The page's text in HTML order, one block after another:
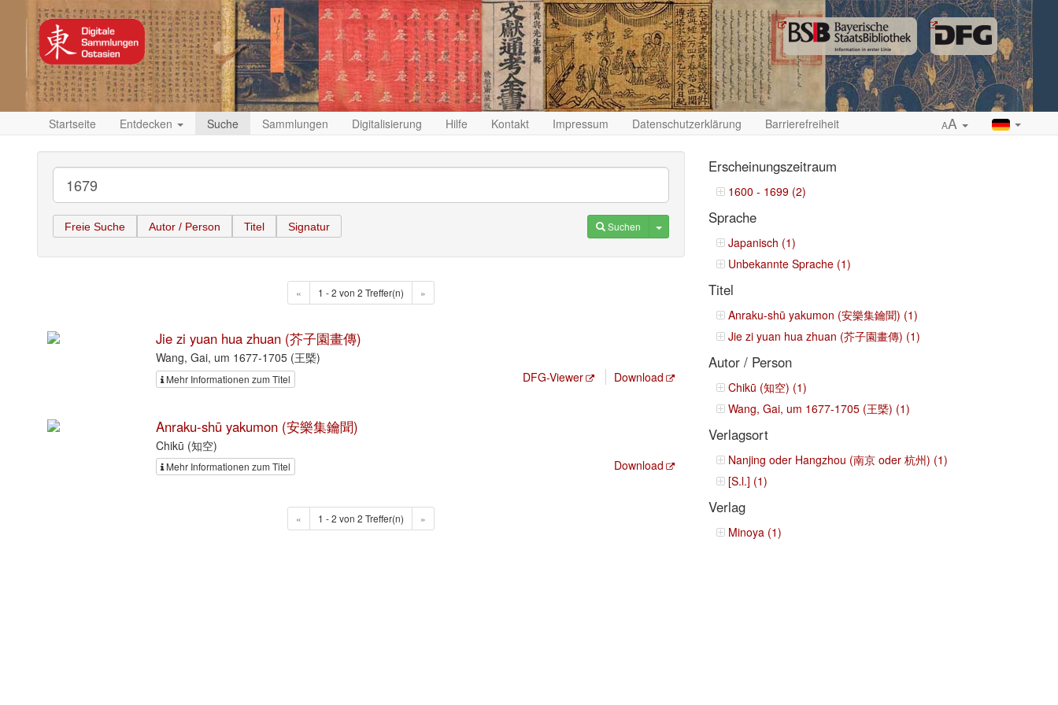
Startseite Entdecken Suche Sammlungen Digitalisierung Hilfe Kontakt Impressum Datenschutzerklärung Barrierefreiheit AA
Freie Suche Autor / Person Titel Signatur Suchen Toggle Dropdown
« 1 - 2 von 2 Treffer(n) »
Jie zi yuan hua zhuan (芥子園畫傳)
Wang, Gai, um 1677-1705 (王槩)
Mehr Informationen zum Titel DFG-Viewer Download
Anraku-shū yakumon (安樂集鑰聞)
Chikū (知空)
Mehr Informationen zum Titel Download
« 1 - 2 von 2 Treffer(n) »
Erscheinungszeitraum
1600 - 1699 (2)
Sprache
Japanisch (1)
Unbekannte Sprache (1)
Titel
Anraku-shū yakumon (安樂集鑰聞) (1)
Jie zi yuan hua zhuan (芥子園畫傳) (1)
Autor / Person
Chikū (知空) (1)
Wang, Gai, um 1677-1705 (王槩) (1)
Verlagsort
Nanjing oder Hangzhou (南京 oder 杭州) (1)
[S.l.] (1)
Verlag
Minoya (1)